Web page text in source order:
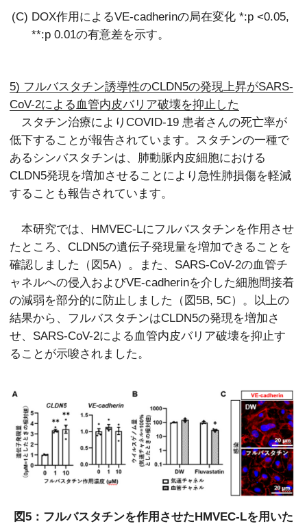
(C) DOX作用によるVE-cadherinの局在変化 *:p <0.05,
**:p 0.01の有意差を示す。
5) フルバスタチン誘導性のCLDN5の発現上昇がSARS-
CoV-2による血管内皮バリア破壊を抑止した
スタチン治療によりCOVID-19 患者さんの死亡率が
低下することが報告されています。スタチンの一種で
あるシンバスタチンは、肺動脈内皮細胞における
CLDN5発現を増加させることにより急性肺損傷を軽減
することも報告されています。
本研究では、HMVEC-Lにフルバスタチンを作用させ
たところ、CLDN5の遺伝子発現量を増加できることを
確認しました（図5A）。また、SARS-CoV-2の血管チ
ャネルへの侵入およびVE-cadherinを介した細胞間接着
の減弱を部分的に防止しました（図5B, 5C）。以上の
結果から、フルバスタチンはCLDN5の発現を増加さ
せ、SARS-CoV-2による血管内皮バリア破壊を抑止す
ることが示唆されました。
図5：フルバスタチンを作用させたHMVEC-Lを用いた